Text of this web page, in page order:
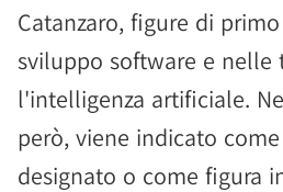
Catanzaro, figure di
sviluppo software e nelle
l'intelligenza artificiale.
però, viene indicato come
designato o come figura